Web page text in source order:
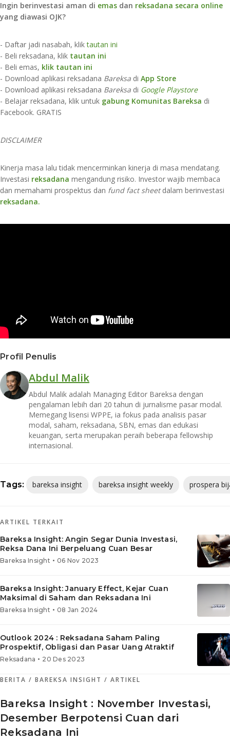
Ingin berinvestasi aman di emas dan reksadana secara online
yang diawasi OJK?
- Daftar jadi nasabah, klik tautan ini
- Beli reksadana, klik tautan ini
- Beli emas, klik tautan ini
- Download aplikasi reksadana Bareksa di App Store​
- Download aplikasi reksadana Bareksa di Google Playstore
- Belajar reksadana, klik untuk gabung Komunitas Bareksa di
Facebook. GRATIS
DISCLAIMER
Kinerja masa lalu tidak mencerminkan kinerja di masa mendatang.
Investasi reksadana mengandung risiko. Investor wajib membaca
dan memahami prospektus dan fund fact sheetdalam berinvestasi
reksadana.
Profil Penulis
Abdul Malik
Abdul Malik adalah Managing Editor Bareksa dengan
pengalaman lebih dari 20 tahun di jurnalisme pasar modal.
Memegang lisensi WPPE, ia fokus pada analisis pasar
modal, saham, reksadana, SBN, emas dan edukasi
keuangan, serta merupakan peraih beberapa fellowship
internasional.
Tags: bareksa insight bareksa insight weekly prospera
ARTIKEL TERKAIT
Bareksa Insight: Angin Segar Dunia Investasi,
Reksa Dana Ini Berpeluang Cuan Besar
Bareksa Insight • 06 Nov 2023
Bareksa Insight: January Effect, Kejar Cuan
Maksimal di Saham dan Reksadana Ini
Bareksa Insight • 08 Jan 2024
Outlook 2024 : Reksadana Saham Paling
Prospektif, Obligasi dan Pasar Uang Atraktif
Reksadana • 20 Des 2023
BERITA / BAREKSA INSIGHT / ARTIKEL
Bareksa Insight : November Investasi,
Desember Berpotensi Cuan dari
Reksadana Ini